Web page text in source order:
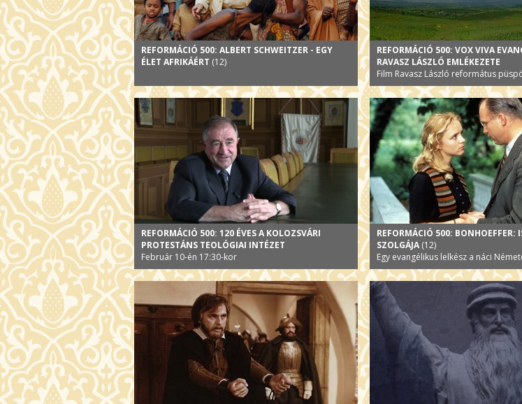
REFORMÁCIÓ 500: ALBERT SCHWEITZER - EGY
ÉLET AFRIKÁÉRT (12)
REFORMÁCIÓ 500: VOX VIVA
RAVASZ LÁSZLÓ EMLÉKEZETE
Film Ravasz László református
REFORMÁCIÓ 500: 120 ÉVES A KOLOZSVÁRI
PROTESTÁNS TEOLÓGIAI INTÉZET
Február 10-én 17:30-kor
REFORMÁCIÓ 500: BONHOEFFER:
SZOLGÁJA (12)
Egy evangélikus lelkész a náci